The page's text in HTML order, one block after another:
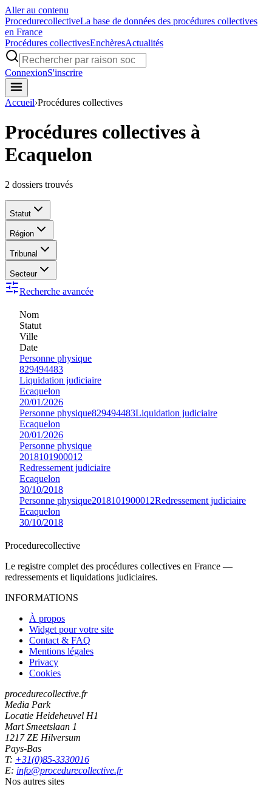
Aller au contenu
ProcedurecollectiveLa base de données des procédures collectives
en France
Procédures collectivesEnchèresActualités
ConnexionS'inscrire
Accueil›Procédures collectives
Procédures collectives à
Ecaquelon
2 dossiers trouvés
Statut
Région
Tribunal
Secteur
Recherche avancée
Nom
Statut
Ville
Date
Personne physique
829494483
Liquidation judiciaire
Ecaquelon
20/01/2026
Personne physique829494483Liquidation judiciaire
Ecaquelon
20/01/2026
Personne physique
2018101900012
Redressement judiciaire
Ecaquelon
30/10/2018
Personne physique2018101900012Redressement judiciaire
Ecaquelon
30/10/2018
Procedurecollective
Le registre complet des procédures collectives en France —
redressements et liquidations judiciaires.
INFORMATIONS
À propos
Widget pour votre site
Contact & FAQ
Mentions légales
Privacy
Cookies
procedurecollective.fr
Media Park
Locatie Heideheuvel H1
Mart Smeetslaan 1
1217 ZE Hilversum
Pays-Bas
T: +31(0)85-3330016
E: info@procedurecollective.fr
Nos autres sites